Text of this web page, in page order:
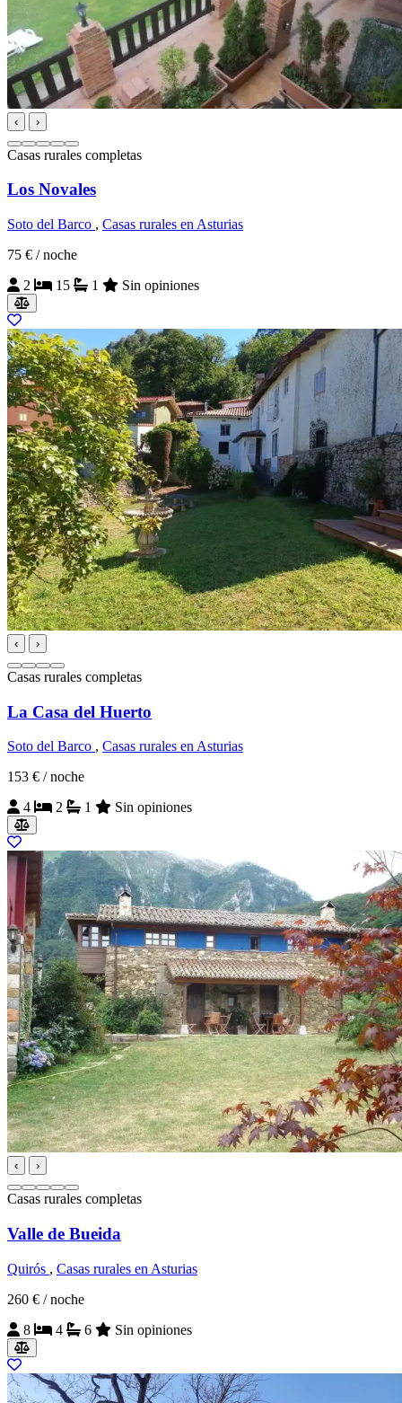
‹ ›
Casas rurales completas
Los Novales
Soto del Barco , Casas rurales en Asturias
75 € / noche
2
15 1 Sin opiniones
‹ ›
Casas rurales completas
La Casa del Huerto
Soto del Barco , Casas rurales en Asturias
153 € / noche
4
2 1 Sin opiniones
‹ ›
Casas rurales completas
Valle de Bueida
Quirós , Casas rurales en Asturias
260 € / noche
8
4 6 Sin opiniones